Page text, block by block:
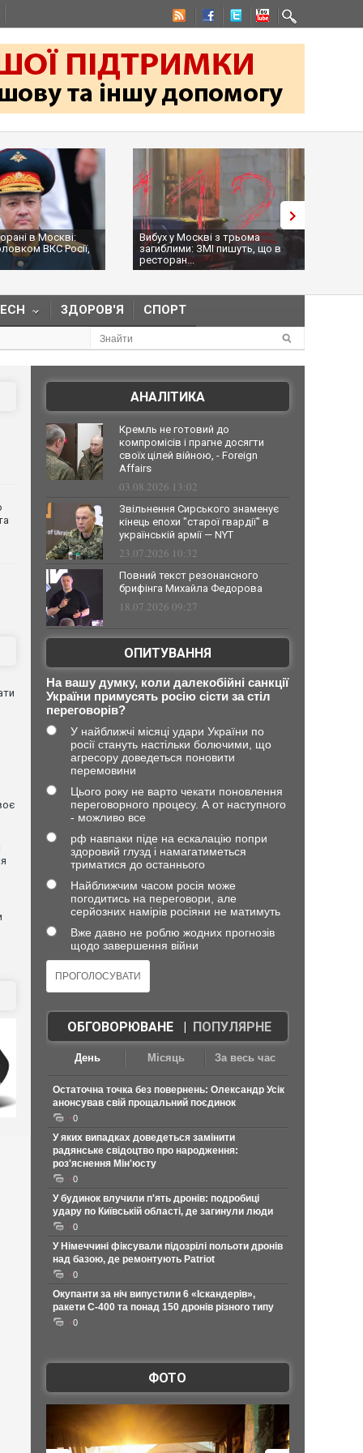
Росії,
Вибух у Москві з трьома
загиблими: ЗМІ пишуть, що в
ресторан...
На
намагалися...
ЗДОРОВ'Я СПОРТ
АНАЛІТИКА
Кремль не готовий до
компромісів і прагне досягти
своїх цілей війною, - Foreign
Affairs
03.08.2026 13:02
Звільнення Сирського знаменує
кінець епохи "старої гвардії" в
українській армії — NYT
23.07.2026 10:32
Повний текст резонансного
брифінга Михайла Федорова
18.07.2026 09:27
ОПИТУВАННЯ
На вашу думку, коли далекобійні санкції
України примусять росію сісти за стіл
переговорів?
У найближчі місяці удари України по
росії стануть настільки болючими, що
агресору доведеться поновити
перемовини
Цього року не варто чекати поновлення
переговорного процесу. А от наступного
- можливо все
рф навпаки піде на ескалацію попри
здоровий глузд і намагатиметься
триматися до останнього
Найближчим часом росія може
погодитись на переговори, але
серйозних намірів росіяни не матимуть
Вже давно не роблю жодних прогнозів
щодо завершення війни
ОБГОВОРЮВАНЕ| ПОПУЛЯРНЕ
День Місяць За весь час
Остаточна точка без повернень: Олександр Усік
анонсував свій прощальний поєдинок
0
У яких випадках доведеться замінити
радянське свідоцтво про народження:
роз'яснення Мін'юсту
0
У будинок влучили п'ять дронів: подробиці
удару по Київській області, де загинули люди
0
У Німеччині фіксували підозрілі польоти дронів
над базою, де ремонтують Patriot
0
Окупанти за ніч випустили 6 «Іскандерів»,
ракети С-400 та понад 150 дронів різного типу
0
ФОТО